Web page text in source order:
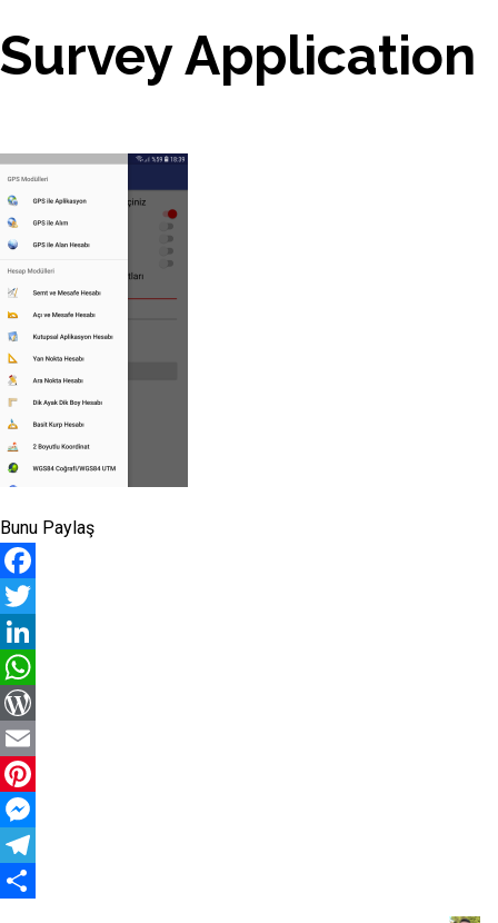
Survey Application
Bunu Paylaş
Facebook
Twitter
LinkedIn
WhatsApp
WordPress
Email
Pinterest
Messenger
Telegram